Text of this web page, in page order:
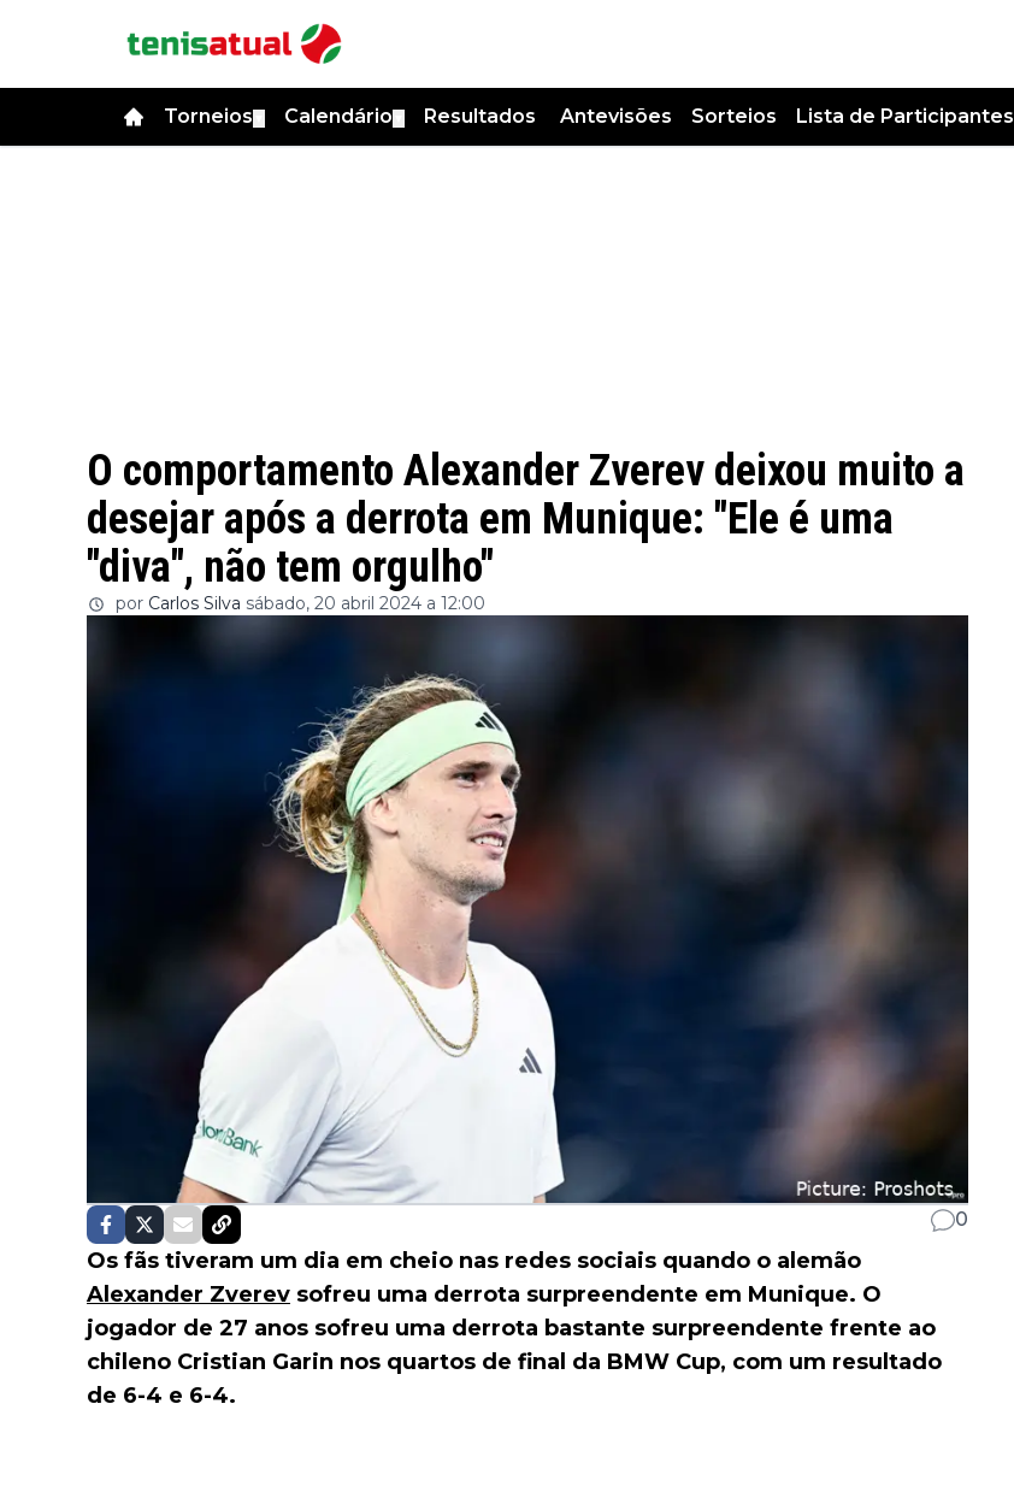
Torneios Calendário Resultados Antevisões Sorteios Lista de Participantes
O comportamento Alexander Zverev deixou muito a
desejar após a derrota em Munique: "Ele é uma
"diva", não tem orgulho"
por Carlos Silva sábado, 20 abril 2024 a 12:00
0
Os fãs tiveram um dia em cheio nas redes sociais quando o alemão
Alexander Zverev sofreu uma derrota surpreendente em Munique. O
jogador de 27 anos sofreu uma derrota bastante surpreendente frente ao
chileno Cristian Garin nos quartos de final da BMW Cup, com um resultado
de 6-4 e 6-4.